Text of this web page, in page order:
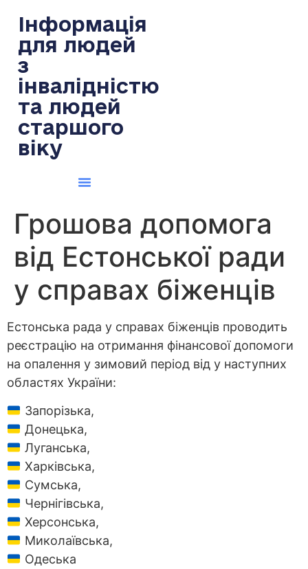
Інформація
для людей
з
інвалідністю
та людей
старшого
віку
Грошова допомога
від Естонської ради
у справах біженців
Естонська рада у справах біженців проводить
реєстрацію на отримання фінансової допомоги
на опалення у зимовий період від у наступних
областях України:
Запорізька,
Донецька,
Луганська,
Харківська,
Сумська,
Чернігівська,
Херсонська,
Миколаївська,
Одеська